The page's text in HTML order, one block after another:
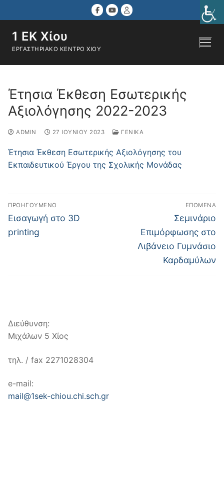
στο
περιεχόμενο
1 ΕΚ Χίου
ΕΡΓΑΣΤΗΡΙΑΚΌ ΚΈΝΤΡΟ ΧΊΟΥ
Έτησια Έκθεση Εσωτερικής
Αξιολόγησης 2022-2023
ADMIN 27 ΙΟΥΝΊΟΥ 2023 ΓΕΝΙΚΆ
Έτησια Έκθεση Εσωτερικής Αξιολόγησης του
Εκπαιδευτικού Έργου της Σχολικής Μονάδας
Πλοήγηση
άρθρων
ΠΡΟΗΓΟΎΜΕΝΟ
Προηγούμενο
άρθρο:
Εισαγωγή στο 3D
printing
ΕΠΌΜΕΝΑ
Επόμενο
άρθρο:
Σεμινάριο
Επιμόρφωσης στο
Λιβάνειο Γυμνάσιο
Καρδαμύλων
Διεύθυνση:
Μιχάλων 5 Χίος
τηλ. / fax 2271028304
e-mail:
mail@1sek-chiou.chi.sch.gr